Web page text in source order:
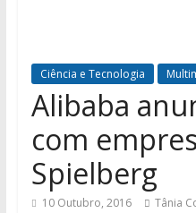
Ciência e Tecnologia
Alibaba
com
Spielberg
10 Outubro, 2016 Tânia